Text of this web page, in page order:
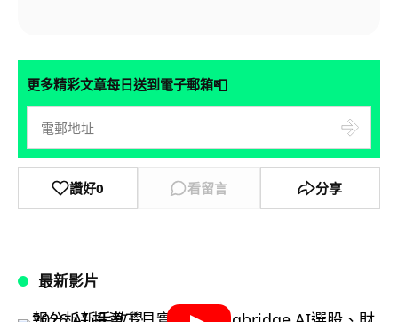
更多精彩文章每日送到電子郵箱📮
讚好0 看留言 分享
最新影片